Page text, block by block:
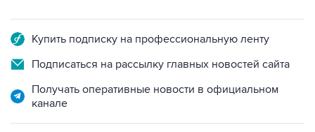
Купить подписку на профессиональную ленту
Подписаться на рассылку главных новостей сайта
Получать оперативные новости в официальном
канале